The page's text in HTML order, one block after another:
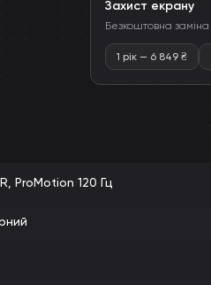
Захист екрану
Безкоштовна
1 рік — 6 849 ₴
ProMotion 120 Гц